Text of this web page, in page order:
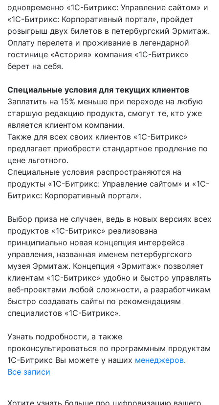
одновременно «1С-Битрикс: Управление сайтом» и
«1С-Битрикс: Корпоративный портал», пройдет
розыгрыш двух билетов в петербургский Эрмитаж.
Оплату перелета и проживание в легендарной
гостинице «Астория» компания «1С-Битрикс»
берет на себя.
Специальные условия для текущих клиентов
Заплатить на 15% меньше при переходе на любую
старшую редакцию продукта, смогут те, кто уже
является клиентом компании.
Также для всех своих клиентов «1С-Битрикс»
предлагает приобрести стандартное продление по
цене льготного.
Специальные условия распространяются на
продукты «1С-Битрикс: Управление сайтом» и «1С-
Битрикс: Корпоративный портал».
Выбор приза не случаен, ведь в новых версиях всех
продуктов «1С-Битрикс» реализована
принципиально новая концепция интерфейса
управления, названная именем петербургского
музея Эрмитаж. Концепция «Эрмитаж» позволяет
клиентам «1С-Битрикс» удобно и быстро управлять
веб-проектами любой сложности, а разработчикам
быстро создавать сайты по рекомендациям
специалистов «1С-Битрикс».
Узнать подробности, а также
проконсультироваться по программным продуктам
1С-Битрикс Вы можете у наших менеджеров.
Все записи
Хотите узнать больше про цифровизацию вашего